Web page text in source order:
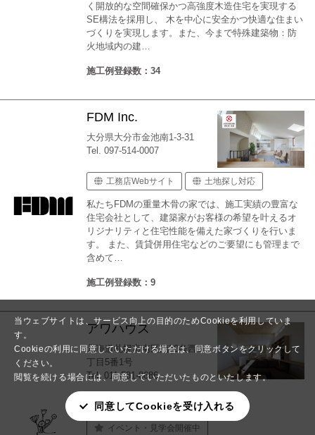
当ウェブサイトは、サービス向上の目的のためCookieを利用していま
す。
Cookieの利用に同意していただける場合は、同意ボタンをクリックして
ください。
閲覧を続ける場合には、同意していただいたものといたします。
同意してCookieを受け入れる
く開放的な空間確保かつ高強度木造住宅を実現する
SE構法を採用し、 木を中心に安全かつ快適な住まい
づくりを実現します。また、今まで特殊建築物：防
火地域内の建…
施工例登録数：34
FDM Inc.
大分県大分市金池南1-3-31
Tel. 097-514-0007
工務店Webサイト 土地探し対応
私たちFDMの重量木骨の家では、施工実績の豊富な
住宅会社として、建築家がお客様の希望を叶えるオ
リジナリティと住宅性能を備えた家づくりを行いま
す。 また、賃貸併用住宅などのご要望にも管理まで
含めて…
施工例登録数：9
アワハウス
北海道札幌市南区南30条西8
丁目5番1号
Tel. 011-581-8686
工務店Webサイト
イベント・見学会開催中